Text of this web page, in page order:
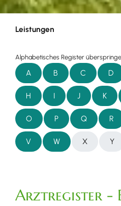
Leistungen
Alphabetisches Register
A B C D
H I J K
O P Q R
V W X Y
Arztregister -